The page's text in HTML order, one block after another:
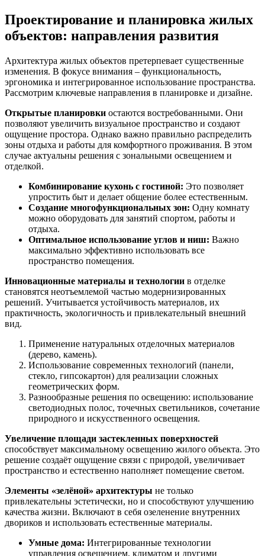
Проектирование и планировка жилых
объектов: направления развития
Архитектура жилых объектов претерпевает существенные
изменения. В фокусе внимания – функциональность,
эргономика и интегрированное использование пространства.
Рассмотрим ключевые направления в планировке и дизайне.
Открытые планировки остаются востребованными. Они
позволяют увеличить визуальное пространство и создают
ощущение простора. Однако важно правильно распределить
зоны отдыха и работы для комфортного проживания. В этом
случае актуальны решения с зональными освещением и
отделкой.
Комбинирование кухонь с гостиной: Это позволяет
упростить быт и делает общение более естественным.
Создание многофункциональных зон: Одну комнату
можно оборудовать для занятий спортом, работы и
отдыха.
Оптимальное использование углов и ниш: Важно
максимально эффективно использовать все
пространство помещения.
Инновационные материалы и технологии в отделке
становятся неотъемлемой частью модернизированных
решений. Учитывается устойчивость материалов, их
практичность, экологичность и привлекательный внешний
вид.
Применение натуральных отделочных материалов
(дерево, камень).
Использование современных технологий (панели,
стекло, гипсокартон) для реализации сложных
геометрических форм.
Разнообразные решения по освещению: использование
светодиодных полос, точечных светильников, сочетание
природного и искусственного освещения.
Увеличение площади застекленных поверхностей
способствует максимальному освещению жилого объекта. Это
решение создаёт ощущение связи с природой, увеличивает
пространство и естественно наполняет помещение светом.
Элементы «зелёной» архитектуры не только
привлекательны эстетически, но и способствуют улучшению
качества жизни. Включают в себя озеленение внутренних
двориков и использовать естественные материалы.
Умные дома: Интегрированные технологии
управления освещением, климатом и другими